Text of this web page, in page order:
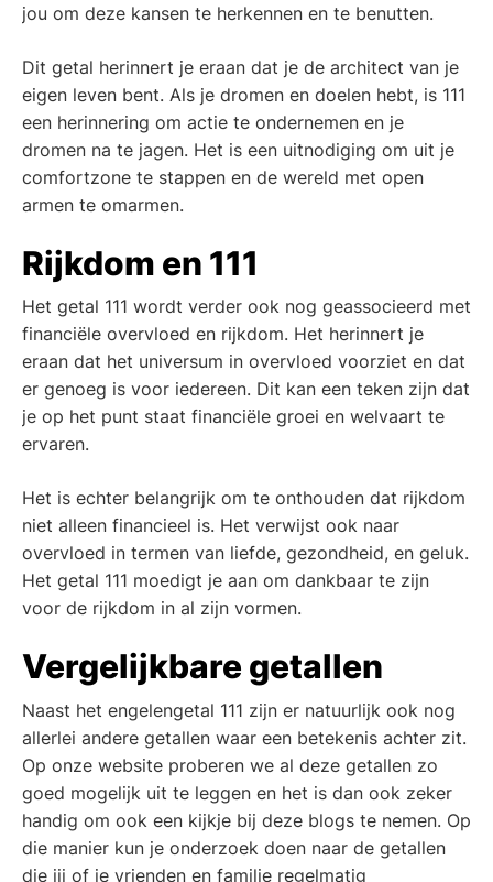
jou om deze kansen te herkennen en te benutten.
Dit getal herinnert je eraan dat je de architect van je
eigen leven bent. Als je dromen en doelen hebt, is 111
een herinnering om actie te ondernemen en je
dromen na te jagen. Het is een uitnodiging om uit je
comfortzone te stappen en de wereld met open
armen te omarmen.
Rijkdom en 111
Het getal 111 wordt verder ook nog geassocieerd met
financiële overvloed en rijkdom. Het herinnert je
eraan dat het universum in overvloed voorziet en dat
er genoeg is voor iedereen. Dit kan een teken zijn dat
je op het punt staat financiële groei en welvaart te
ervaren.
Het is echter belangrijk om te onthouden dat rijkdom
niet alleen financieel is. Het verwijst ook naar
overvloed in termen van liefde, gezondheid, en geluk.
Het getal 111 moedigt je aan om dankbaar te zijn
voor de rijkdom in al zijn vormen.
Vergelijkbare getallen
Naast het engelengetal 111 zijn er natuurlijk ook nog
allerlei andere getallen waar een betekenis achter zit.
Op onze website proberen we al deze getallen zo
goed mogelijk uit te leggen en het is dan ook zeker
handig om ook een kijkje bij deze blogs te nemen. Op
die manier kun je onderzoek doen naar de getallen
die jij of je vrienden en familie regelmatig